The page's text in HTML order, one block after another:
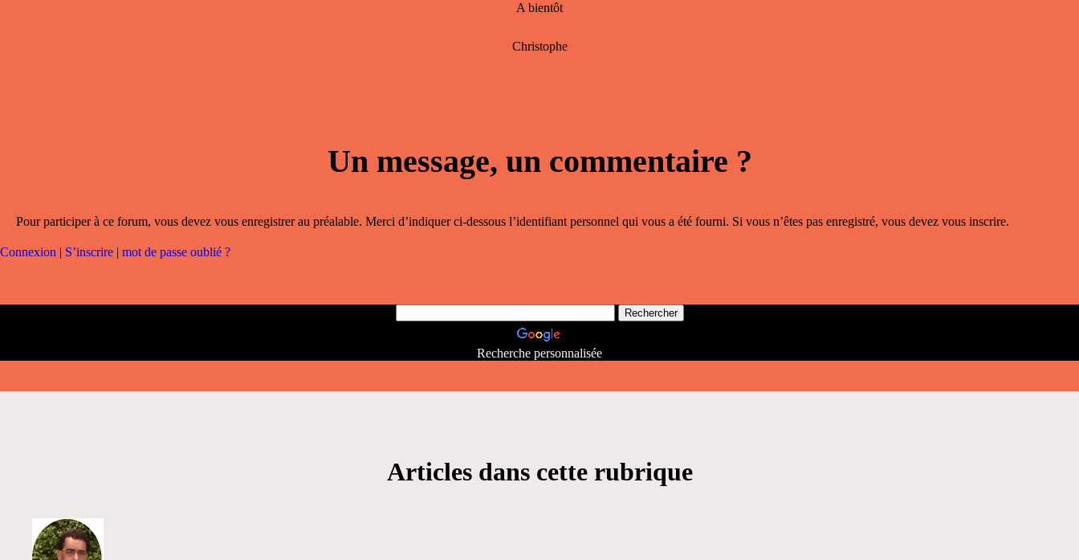
A bientôt
Christophe
Un message, un commentaire ?
Pour participer à ce forum, vous devez vous enregistrer au préalable. Merci d’indiquer ci-dessous l’identifiant personnel qui vous a été fourni. Si vous n’êtes pas enregistré, vous devez vous inscrire.
Connexion | S’inscrire | mot de passe oublié ?
Recherche personnalisée
Articles dans cette rubrique